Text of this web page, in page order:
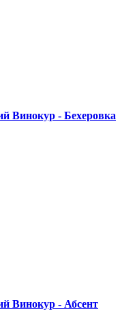
Винокур - Бехеровка
Винокур - Абсент